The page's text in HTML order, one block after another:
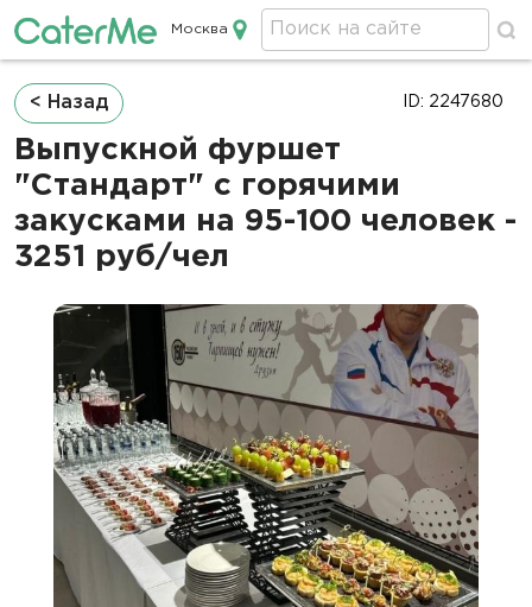
Кейтеринг в Москве
Москва
Строка
навигации
< Назад
Выпускной фуршет
"Стандарт" с горячими
закусками на 95-100 человек -
3251 руб/чел
ID: 2247680